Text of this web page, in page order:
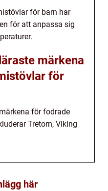
för barn har
för att anpassa sig
märkena
för
för fodrade
Tretorn, Viking
här